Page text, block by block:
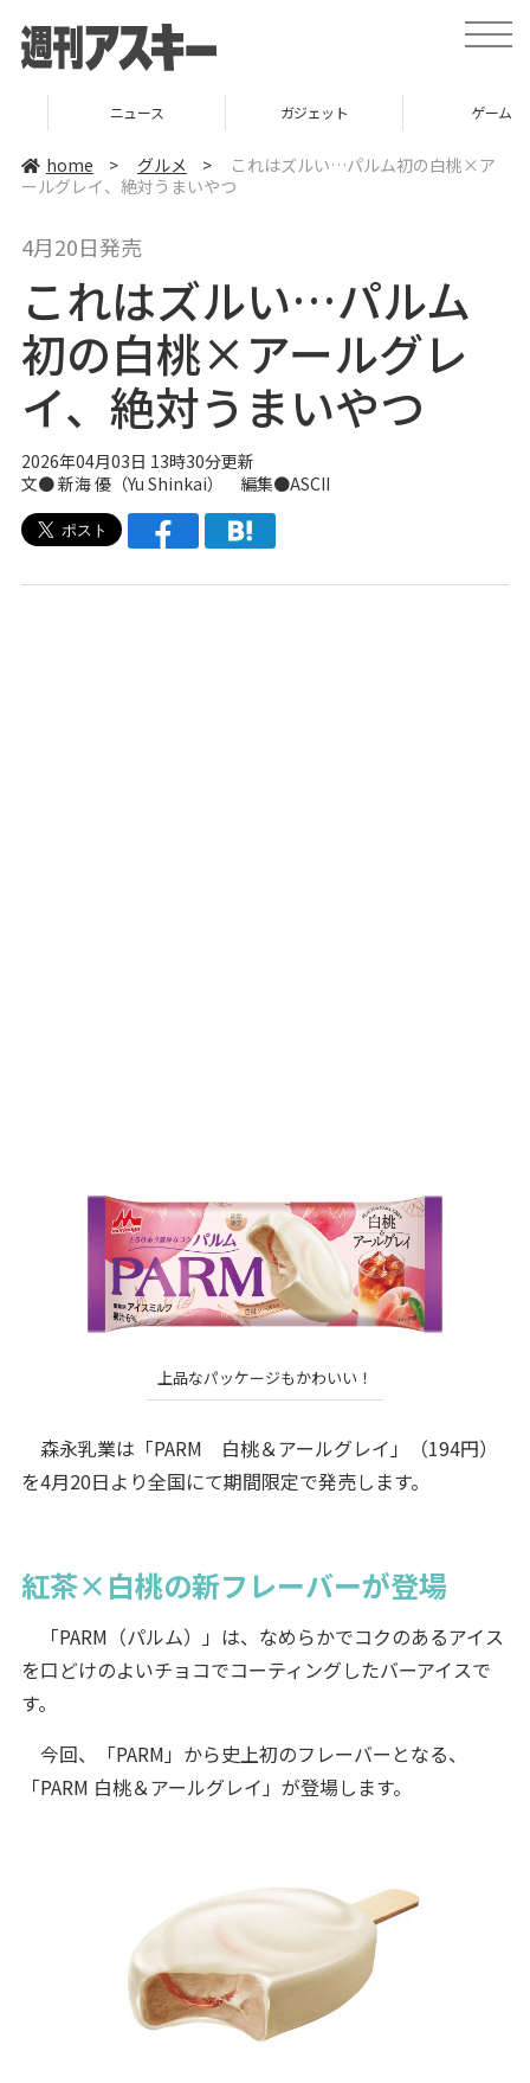
t
o
e
v
ニュース ガジェット
home > グルメ >
これはズルい…パルム初の白桃×ア
ールグレイ、絶対うまいやつ
4月20日発売
これはズルい…パルム
初の白桃×アールグレ
イ、絶対うまいやつ
2026年04月03日 13時30分更新
文●新海 優（Yu Shinkai） 編集●ASCII
上品なパッケージもかわいい！
森永乳業は「PARM 白桃＆アールグレイ」（194円）
を4月20日より全国にて期間限定で発売します。
紅茶×白桃の新フレーバーが登場
「PARM（パルム）」は、なめらかでコクのあるアイス
を口どけのよいチョコでコーティングしたバーアイスで
す。
今回、「PARM」から史上初のフレーバーとなる、
「PARM 白桃＆アールグレイ」が登場します。